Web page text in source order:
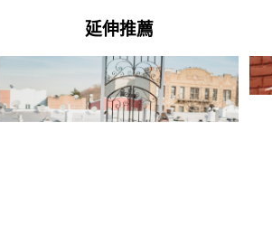
延伸推薦